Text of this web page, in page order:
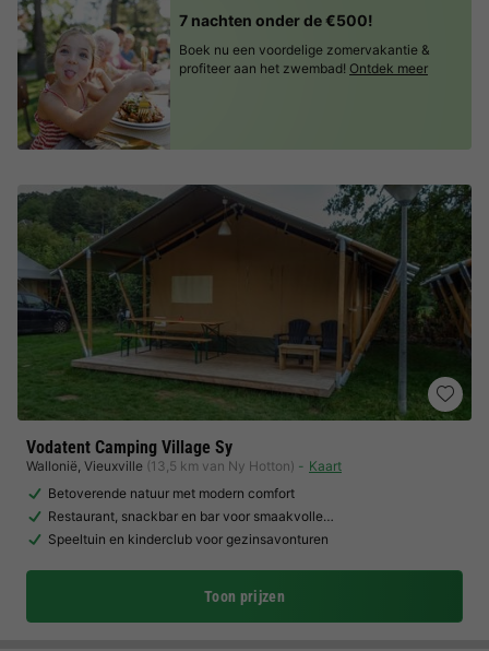
Vodatent Camping Village Sy
Wallonië, Vieuxville (13,5 km van Ny Hotton)
Kaart
Betoverende natuur met modern comfort
Restaurant, snackbar en bar voor smaakvolle…
Speeltuin en kinderclub voor gezinsavonturen
Toon prijzen
7 nachten onder de €500!
Boek nu een voordelige zomervakantie &
profiteer aan het zwembad! Ontdek meer